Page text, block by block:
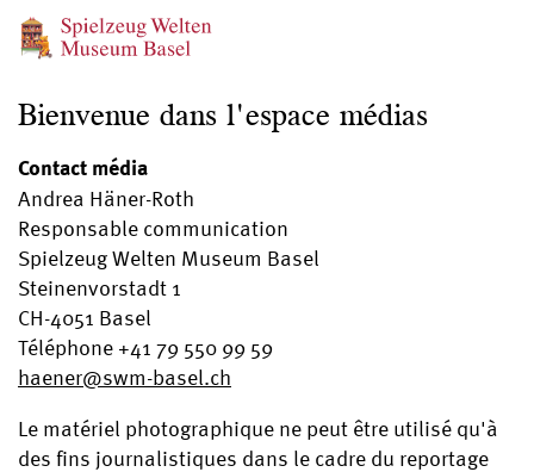
Bienvenue dans l'espace médias
Contact média
Andrea Häner-Roth
Responsable communication
Spielzeug Welten Museum Basel
Steinenvorstadt 1
CH-4051 Basel
Téléphone +41 79 550 99 59
haener@swm-basel.ch
Le matériel photographique ne peut être utilisé qu'à
des fins journalistiques dans le cadre du reportage